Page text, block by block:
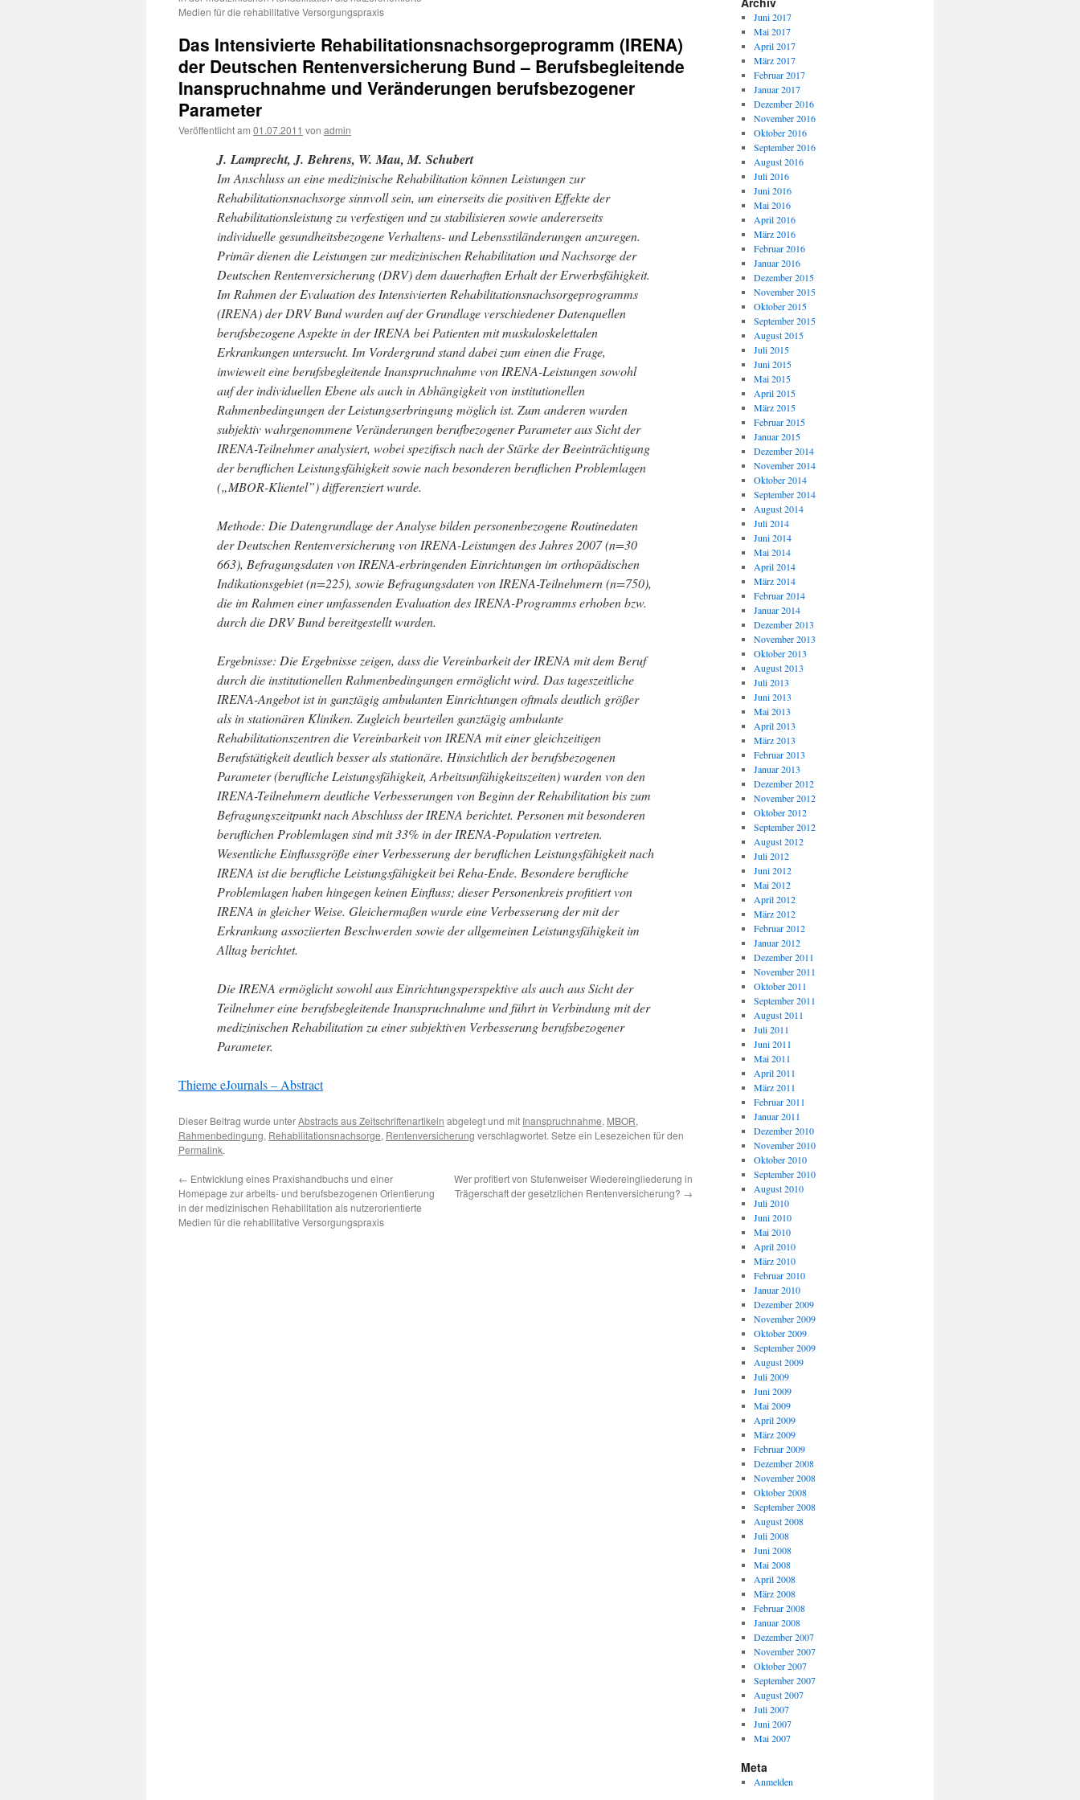
Medien für die rehabilitative Versorgungspraxis
Das Intensivierte Rehabilitationsnachsorgeprogramm (IRENA)
der Deutschen Rentenversicherung Bund – Berufsbegleitende
Inanspruchnahme und Veränderungen berufsbezogener
Parameter
Veröffentlicht am 01.07.2011 von admin
J. Lamprecht,J. Behrens, W. Mau,M. Schubert
Im Anschluss an eine medizinische Rehabilitation können Leistungen zur
Rehabilitationsnachsorge sinnvoll sein, um einerseits die positiven Effekte der
Rehabilitationsleistung zu verfestigen und zu stabilisieren sowie andererseits
individuelle gesundheitsbezogene Verhaltens- und Lebensstiländerungen anzuregen.
Primär dienen die Leistungen zur medizinischen Rehabilitation und Nachsorge der
Deutschen Rentenversicherung (DRV) dem dauerhaften Erhalt der Erwerbsfähigkeit.
Im Rahmen der Evaluation des Intensivierten Rehabilitationsnachsorgeprogramms
(IRENA) der DRV Bundwurden auf der Grundlage verschiedener Datenquellen
berufsbezogene Aspekte in der IRENA bei Patienten mit muskuloskelettalen
Erkrankungen untersucht. Im Vordergrund stand dabei zum einen die Frage,
inwieweit eine berufsbegleitende Inanspruchnahme von IRENA-Leistungen sowohl
auf der individuellen Ebene als auch in Abhängigkeit von institutionellen
Rahmenbedingungen der Leistungserbringung möglich ist. Zum anderen wurden
subjektiv wahrgenommene Veränderungen berufbezogener Parameter aus Sicht der
IRENA-Teilnehmer analysiert, wobei spezifisch nach der Stärke der Beeinträchtigung
der beruflichen Leistungsfähigkeit sowie nach besonderen beruflichen Problemlagen
(„MBOR-Klientel”) differenziert wurde.
Methode: Die Datengrundlage der Analyse bilden personenbezogene Routinedaten
der Deutschen Rentenversicherung von IRENA-Leistungen des Jahres 2007 (n=30
663), Befragungsdaten von IRENA-erbringenden Einrichtungen im orthopädischen
Indikationsgebiet (n=225), sowie Befragungsdaten von IRENA-Teilnehmern (n=750),
die im Rahmen einer umfassenden Evaluation des IRENA-Programms erhoben bzw.
durch die DRV Bund bereitgestellt wurden.
Ergebnisse: Die Ergebnisse zeigen, dass die Vereinbarkeit der IRENA mit dem Beruf
durch die institutionellen Rahmenbedingungen ermöglicht wird. Das tageszeitliche
IRENA-Angebot ist in ganztägig ambulanten Einrichtungen oftmals deutlich größer
als in stationären Kliniken. Zugleich beurteilen ganztägig ambulante
Rehabilitationszentren die Vereinbarkeit von IRENA mit einer gleichzeitigen
Berufstätigkeit deutlich besser als stationäre. Hinsichtlich der berufsbezogenen
Parameter (berufliche Leistungsfähigkeit, Arbeitsunfähigkeitszeiten) wurden von den
IRENA-Teilnehmern deutliche Verbesserungen von Beginn der Rehabilitation bis zum
Befragungszeitpunkt nach Abschluss der IRENA berichtet. Personen mit besonderen
beruflichen Problemlagen sind mit 33% in der IRENA-Population vertreten.
Wesentliche Einflussgröße einer Verbesserung der beruflichen Leistungsfähigkeit nach
IRENA ist die berufliche Leistungsfähigkeit bei Reha-Ende. Besondere berufliche
Problemlagen haben hingegen keinen Einfluss; dieser Personenkreis profitiert von
IRENA in gleicher Weise. Gleichermaßen wurde eine Verbesserung der mit der
Erkrankung assoziierten Beschwerden sowie der allgemeinen Leistungsfähigkeit im
Alltag berichtet.
Die IRENA ermöglicht sowohl aus Einrichtungsperspektive als auch aus Sicht der
Teilnehmer eine berufsbegleitende Inanspruchnahme und führt in Verbindung mit der
medizinischen Rehabilitation zu einer subjektiven Verbesserung berufsbezogener
Parameter.
Thieme eJournals – Abstract
Dieser Beitrag wurde unterAbstracts aus Zeitschriftenartikeln abgelegt und mit Inanspruchnahme, MBOR,
Rahmenbedingung, Rehabilitationsnachsorge, Rentenversicherung verschlagwortet. Setze ein Lesezeichen für den
Permalink.
← Entwicklung eines Praxishandbuchs und einer
Homepage zur arbeits- und berufsbezogenen Orientierung
in der medizinischen Rehabilitation als nutzerorientierte
Medien für die rehabilitative Versorgungspraxis
Wer profitiert von Stufenweiser Wiedereingliederung in
Trägerschaft der gesetzlichen Rentenversicherung? →
Juni 2017
Mai 2017
April 2017
März 2017
Februar 2017
Januar 2017
Dezember 2016
November 2016
Oktober 2016
September 2016
August 2016
Juli 2016
Juni 2016
Mai 2016
April 2016
März 2016
Februar 2016
Januar 2016
Dezember 2015
November 2015
Oktober 2015
September 2015
August 2015
Juli 2015
Juni 2015
Mai 2015
April 2015
März 2015
Februar 2015
Januar 2015
Dezember 2014
November 2014
Oktober 2014
September 2014
August 2014
Juli 2014
Juni 2014
Mai 2014
April 2014
März 2014
Februar 2014
Januar 2014
Dezember 2013
November 2013
Oktober 2013
August 2013
Juli 2013
Juni 2013
Mai 2013
April 2013
März 2013
Februar 2013
Januar 2013
Dezember 2012
November 2012
Oktober 2012
September 2012
August 2012
Juli 2012
Juni 2012
Mai 2012
April 2012
März 2012
Februar 2012
Januar 2012
Dezember 2011
November 2011
Oktober 2011
September 2011
August 2011
Juli 2011
Juni 2011
Mai 2011
April 2011
März 2011
Februar 2011
Januar 2011
Dezember 2010
November 2010
Oktober 2010
September 2010
August 2010
Juli 2010
Juni 2010
Mai 2010
April 2010
März 2010
Februar 2010
Januar 2010
Dezember 2009
November 2009
Oktober 2009
September 2009
August 2009
Juli 2009
Juni 2009
Mai 2009
April 2009
März 2009
Februar 2009
Dezember 2008
November 2008
Oktober 2008
September 2008
August 2008
Juli 2008
Juni 2008
Mai 2008
April 2008
März 2008
Februar 2008
Januar 2008
Dezember 2007
November 2007
Oktober 2007
September 2007
August 2007
Juli 2007
Juni 2007
Mai 2007
Meta
Anmelden